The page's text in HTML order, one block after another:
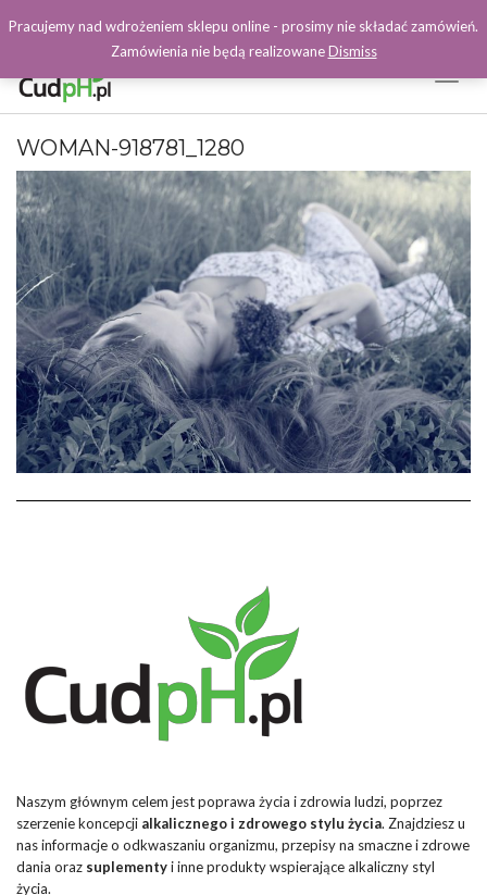
Facebook
WOMAN-918781_1280
Naszym głównym celem jest poprawa życia i zdrowia ludzi, poprzez
szerzenie koncepcji alkalicznego i zdrowego stylu życia. Znajdziesz u
nas informacje o odkwaszaniu organizmu, przepisy na smaczne i zdrowe
dania oraz suplementyi inne produkty wspierające alkaliczny styl
życia.
Pracujemy nad wdrożeniem sklepu online - prosimy nie składać zamówień.
Zamówienia nie będą realizowaneDismiss